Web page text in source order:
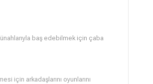
baş edebilmek için çaba
için arkadaşlarını oyunlarını